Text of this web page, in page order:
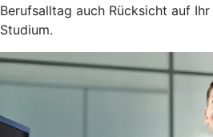
Berufsalltag auch Rücksicht auf
Studium.